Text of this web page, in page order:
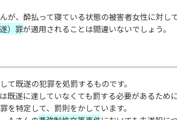
が、酔払って寝ている状態の被害者女性に対し
）罪が適用されることは間違いないでしょう。
て既遂の犯罪を処罰するものです。
既遂に達していなくても罰する必要があるため
を特定して、罰則をかしています。